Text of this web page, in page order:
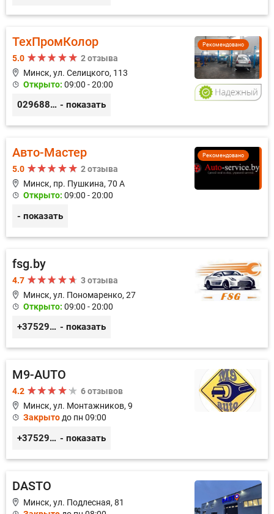
Рекомендовано
ТехПромКолор
5.0
2 отзыва
Минск, ул. Селицкого, 113
Открыто: 09:00 - 20:00
0296889898 - показать
Рекомендовано
Авто-Мастер
5.0
2 отзыва
Минск, пр. Пушкина, 70 А
Открыто: 09:00 - 20:00
- показать
fsg.by
4.7
3 отзыва
Минск, ул. Пономаренко, 27
Открыто: 09:00 - 20:00
+375291882338 - показать
M9-AUTO
4.2
6 отзывов
Минск, ул. Монтажников, 9
Закрыто до пн 09:00
+375299395764 - показать
DASTO
Минск, ул. Подлесная, 81